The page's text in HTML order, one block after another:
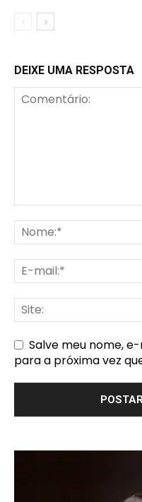
DEIXE UMA RESPOSTA
Salve meu nome,
para a próxima vez